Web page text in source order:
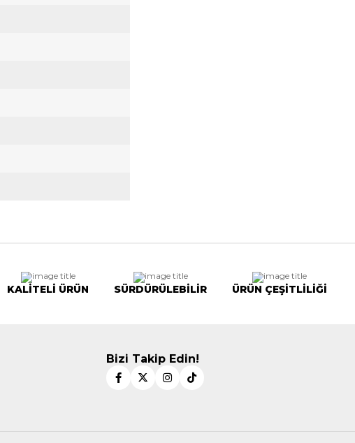
KALİTELİ ÜRÜN SÜRDÜRÜLEBİLİR ÜRÜN ÇEŞİTLİLİĞİ
Bizi Takip Edin!